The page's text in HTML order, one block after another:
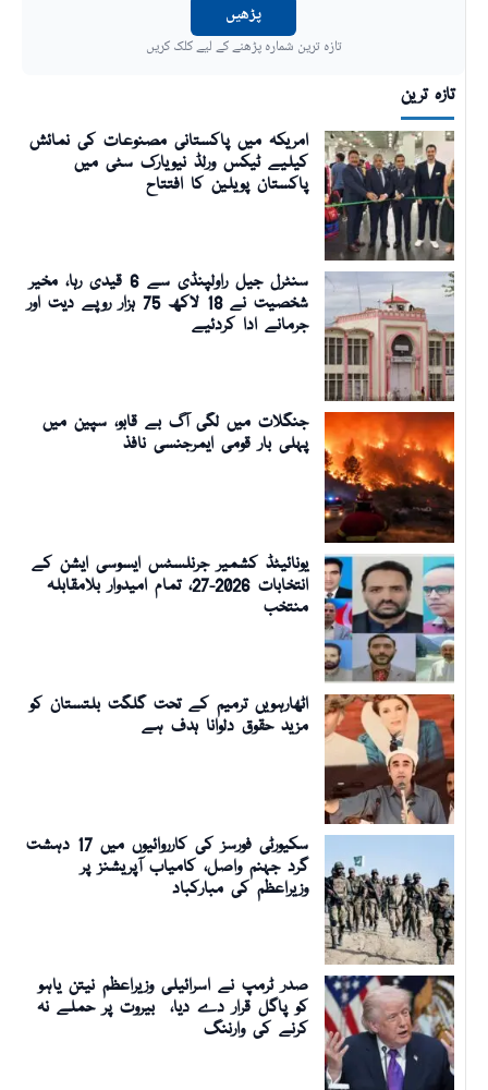
پڑھیں
تازہ ترین شمارہ پڑھنے کے لیے کلک کریں
تازہ ترین
امریکہ میں پاکستانی مصنوعات کی نمائش
کیلیے ٹیکس ورلڈ نیویارک سٹی میں
پاکستان پویلین کا افتتاح
سنٹرل جیل راولپنڈی سے 6 قیدی رہا، مخیر
شخصیت نے 18 لاکھ 75 ہزار روپے دیت اور
جرمانے ادا کردئیے
جنگلات میں لگی آگ بے قابو، سپین میں
پہلی بار قومی ایمرجنسی نافذ
یونائیٹڈ کشمیر جرنلسٹس ایسوسی ایشن کے
انتخابات 2026-27، تمام امیدوار بلامقابلہ
منتخب
اٹھارہویں ترمیم کے تحت گلگت بلتستان کو
مزید حقوق دلوانا ہدف ہے
سکیورٹی فورسز کی کارروائیوں میں 17 دہشت
گرد جہنم واصل، کامیاب آپریشنز پر
وزیراعظم کی مبارکباد
صدر ٹرمپ نے اسرائیلی وزیراعظم نیتن یاہو
کو پاگل قرار دے دیا، بیروت پر حملے نہ
کرنے کی وارننگ